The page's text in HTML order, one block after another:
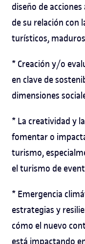
diseño de
de su relación con
turísticos,
* Creación y/o
en clave de
dimensiones
* La creatividad y
fomentar o
turismo,
el turismo de
* Emergencia
estrategias y
cómo el nuevo
está impactando